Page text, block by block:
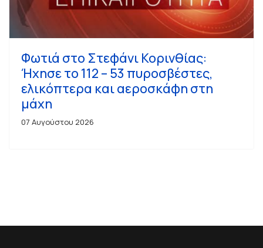
Φωτιά στο Στεφάνι Κορινθίας:
Ήχησε το 112 – 53 πυροσβέστες,
ελικόπτερα και αεροσκάφη στη
μάχη
07 Αυγούστου 2026